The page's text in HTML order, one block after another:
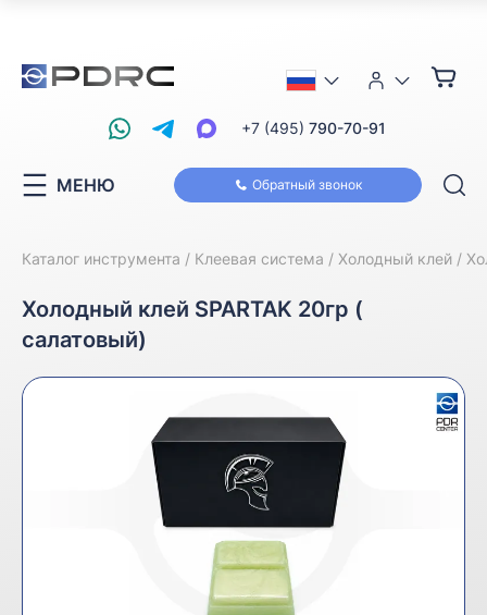
Обратный звонок
+7 (495) 790-70-91
МЕНЮ
Каталог инструмента Клеевая система Холодный клей
Холодный клей SPARTAK 20гр (
салатовый)